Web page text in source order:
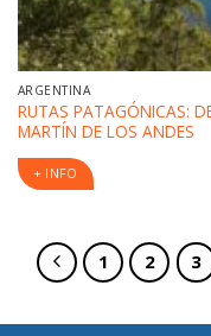
ARGENTINA
RUTAS PATAGÓNICAS:
MARTÍN DE LOS ANDES
+ INFO
1 2 3